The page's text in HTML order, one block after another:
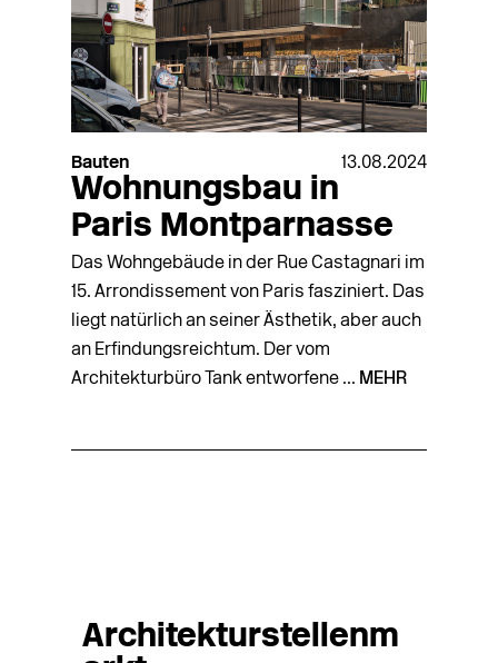
Bauten 13.08.2024
Wohnungsbau in
Paris Montparnasse
Das Wohngebäude in der Rue Castagnari im
15. Arrondissement von Paris fasziniert. Das
liegt natürlich an seiner Ästhetik, aber auch
an Erfindungsreichtum. Der vom
Architekturbüro Tank entworfene ... MEHR
Architekturstellenm